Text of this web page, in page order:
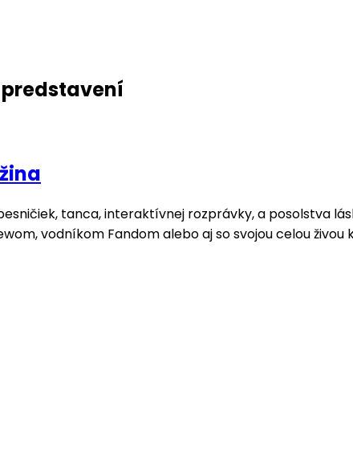
tanca, interaktívnej rozprávky, a posolstva
vodníkom Fandom alebo aj so svojou celou živou